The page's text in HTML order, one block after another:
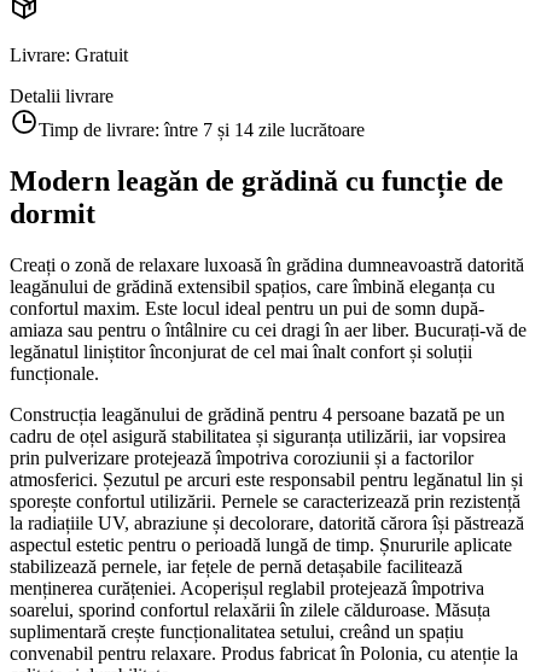
Livrare: Gratuit
Detalii livrare
Timp de livrare:între 7 și 14 zile lucrătoare
Modern leagăn de grădină cu funcție de
dormit
Creați o zonă de relaxare luxoasă în grădina dumneavoastră datorită
leagănului de grădină extensibil spațios, care îmbină eleganța cu
confortul maxim. Este locul ideal pentru un pui de somn după-
amiaza sau pentru o întâlnire cu cei dragi în aer liber. Bucurați-vă de
legănatul liniștitor înconjurat de cel mai înalt confort și soluții
funcționale.
Construcția leagănului de grădină pentru 4 persoane bazată pe un
cadru de oțel asigură stabilitatea și siguranța utilizării, iar vopsirea
prin pulverizare protejează împotriva coroziunii și a factorilor
atmosferici. Șezutul pe arcuri este responsabil pentru legănatul lin și
sporește confortul utilizării. Pernele se caracterizează prin rezistență
la radiațiile UV, abraziune și decolorare, datorită cărora își păstrează
aspectul estetic pentru o perioadă lungă de timp. Șnururile aplicate
stabilizează pernele, iar fețele de pernă detașabile facilitează
menținerea curățeniei. Acoperișul reglabil protejează împotriva
soarelui, sporind confortul relaxării în zilele călduroase. Măsuța
suplimentară crește funcționalitatea setului, creând un spațiu
convenabil pentru relaxare. Produs fabricat în Polonia, cu atenție la